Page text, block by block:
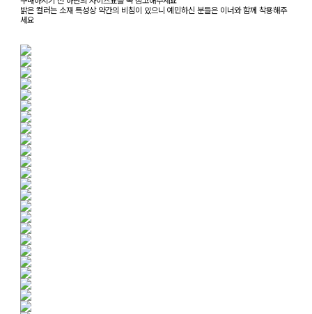
밝은 컬러는 소재 특성상 약간의 비침이 있으니 예민하신 분들은 이너와 함께 착용해주
세요